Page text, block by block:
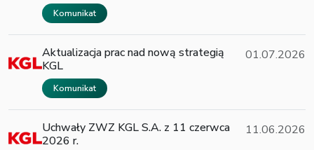
Komunikat
Aktualizacja prac nad nową strategią
KGL
Komunikat
01.07.2026
Uchwały ZWZ KGL S.A. z 11 czerwca
2026 r.
11.06.2026